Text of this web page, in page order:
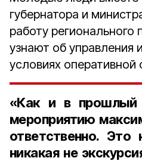
губернатора и
работу регионального
узнают об управления
условиях оперативной
«Как и в прошлый
мероприятию
ответственно.
никакая не